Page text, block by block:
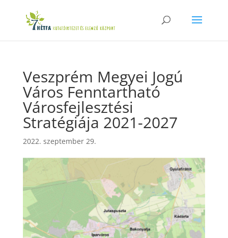
Veszprém Megyei Jogú
Város Fenntartható
Városfejlesztési
Stratégiája 2021-2027
2022. szeptember 29.